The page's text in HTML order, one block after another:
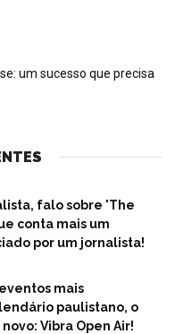
um sucesso que precisa
falo sobre 'The
conta mais um
por um jornalista!
mais
paulistano, o
Vibra Open Air!